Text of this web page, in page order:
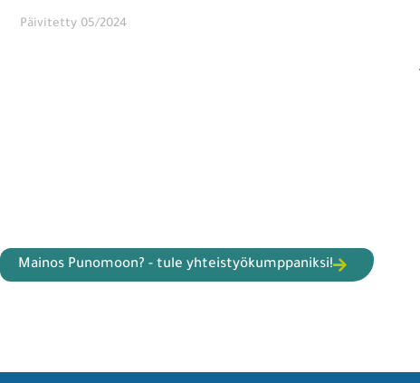
Päivitetty 05/2024
Mainos Punomoon? - tule yhteistyökumppaniksi!